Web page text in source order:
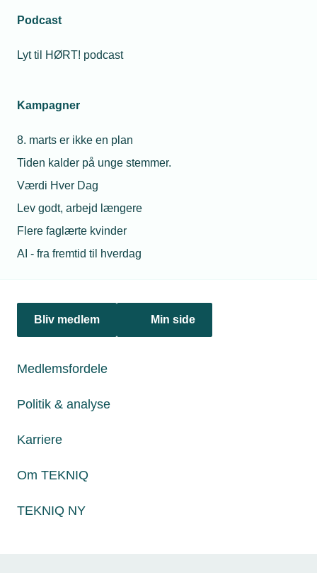
Podcast
Lyt til HØRT! podcast
Kampagner
8. marts er ikke en plan
Tiden kalder på unge stemmer.
Værdi Hver Dag
Lev godt, arbejd længere
Flere faglærte kvinder
AI - fra fremtid til hverdag
Bliv medlem Min side
Medlemsfordele
Politik & analyse
Karriere
Om TEKNIQ
TEKNIQ NY
21. august 2019
Erik Langelund laver avanceret fixationsudstyr til
kræftbehandling, reparerer de lokale landbrugsmaskiner
21. august 2019
Portræt: Fejedrengen blev svend og meget fast mand
første ansatte i Kruse Formværktøj i Ribe i 1993.